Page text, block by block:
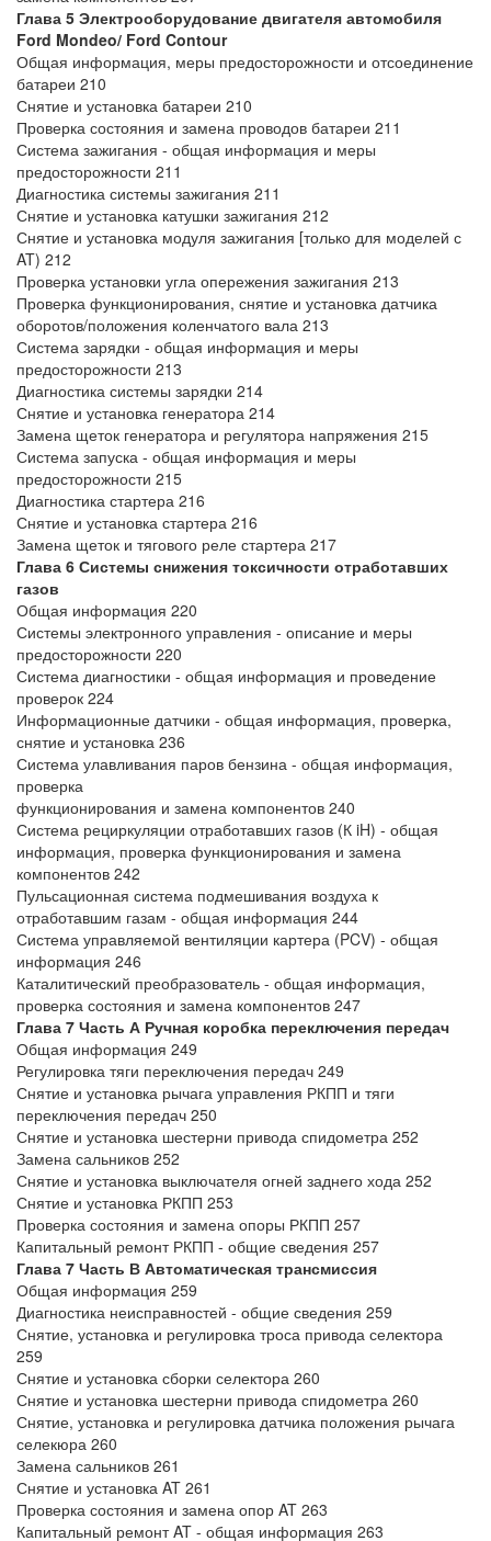
Глава 5 Электрооборудование двигателя автомобиля
Ford Mondeo/ Ford Contour
Общая информация, меры предосторожности и отсоединение
батареи 210
Снятие и установка батареи 210
Проверка состояния и замена проводов батареи 211
Система зажигания - общая информация и меры
предосторожности 211
Диагностика системы зажигания 211
Снятие и установка катушки зажигания 212
Снятие и установка модуля зажигания [только для моделей с
AT) 212
Проверка установки угла опережения зажигания 213
Проверка функционирования, снятие и установка датчика
оборотов/положения коленчатого вала 213
Система зарядки - общая информация и меры
предосторожности 213
Диагностика системы зарядки 214
Снятие и установка генератора 214
Замена щеток генератора и регулятора напряжения 215
Система запуска - общая информация и меры
предосторожности 215
Диагностика стартера 216
Снятие и установка стартера 216
Замена щеток и тягового реле стартера 217
Глава 6 Системы снижения токсичности отработавших
газов
Общая информация 220
Системы электронного управления - описание и меры
предосторожности 220
Система диагностики - общая информация и проведение
проверок 224
Информационные датчики - общая информация, проверка,
снятие и установка 236
Система улавливания паров бензина - общая информация,
проверка
функционирования и замена компонентов 240
Система рециркуляции отработавших газов (К iH) - общая
информация, проверка функционирования и замена
компонентов 242
Пульсационная система подмешивания воздуха к
отработавшим газам - общая информация 244
Система управляемой вентиляции картера (PCV) - общая
информация 246
Каталитический преобразователь - общая информация,
проверка состояния и замена компонентов 247
Глава 7 Часть А Ручная коробка переключения передач
Общая информация 249
Регулировка тяги переключения передач 249
Снятие и установка рычага управления РКПП и тяги
переключения передач 250
Снятие и установка шестерни привода спидометра 252
Замена сальников 252
Снятие и установка выключателя огней заднего хода 252
Снятие и установка РКПП 253
Проверка состояния и замена опоры РКПП 257
Капитальный ремонт РКПП - общие сведения 257
Глава 7 Часть В Автоматическая трансмиссия
Общая информация 259
Диагностика неисправностей - общие сведения 259
Снятие, установка и регулировка троса привода селектора
259
Снятие и установка сборки селектора 260
Снятие и установка шестерни привода спидометра 260
Снятие, установка и регулировка датчика положения рычага
селекюра 260
Замена сальников 261
Снятие и установка AT 261
Проверка состояния и замена опор AT 263
Капитальный ремонт AT - общая информация 263